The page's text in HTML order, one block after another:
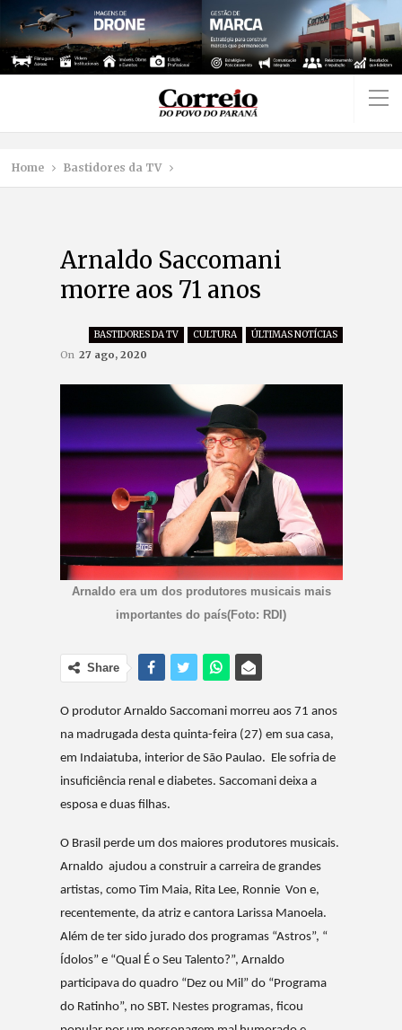
Home Bastidores da TV
Arnaldo Saccomani
morre aos 71 anos
BASTIDORES DA TV CULTURA ÚLTIMAS NOTÍCIAS
On 27 ago, 2020
Arnaldo era um dos produtores musicais mais
importantes do país(Foto: RDI)
Share
O produtor Arnaldo Saccomani morreu aos 71 anos
na madrugada desta quinta-feira (27) em sua casa,
em Indaiatuba, interior de São Paulao. Ele sofria de
insuficiência renal e diabetes. Saccomani deixa a
esposa e duas filhas.
O Brasil perde um dos maiores produtores musicais.
Arnaldo ajudou a construir a carreira de grandes
artistas, como Tim Maia, Rita Lee, Ronnie Von e,
recentemente, da atriz e cantora Larissa Manoela.
Além de ter sido jurado dos programas “Astros”, “
Ídolos” e “Qual É o Seu Talento?”, Arnaldo
participava do quadro “Dez ou Mil” do “Programa
do Ratinho”, no SBT. Nestes programas, ficou